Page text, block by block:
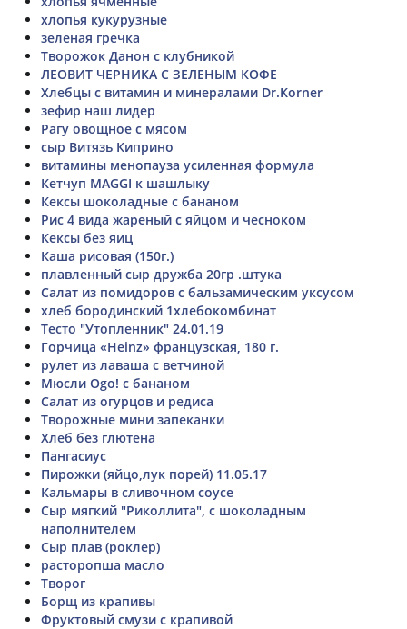
хлопья кукурузные
зеленая гречка
Творожок Данон с клубникой
ЛЕОВИТ ЧЕРНИКА С ЗЕЛЕНЫМ КОФЕ
Хлебцы с витамин и минералами Dr.Korner
зефир наш лидер
Рагу овощное с мясом
сыр Витязь Киприно
витамины менопауза усиленная формула
Кетчуп MAGGI к шашлыку
Кексы шоколадные с бананом
Рис 4 вида жареный с яйцом и чесноком
Кексы без яиц
Каша рисовая (150г.)
плавленный сыр дружба 20гр .штука
Салат из помидоров с бальзамическим уксусом
хлеб бородинский 1хлебокомбинат
Тесто "Утопленник" 24.01.19
Горчица «Heinz» французская, 180 г.
рулет из лаваша с ветчиной
Мюсли Ogo! с бананом
Салат из огурцов и редиса
Творожные мини запеканки
Хлеб без глютена
Пангасиус
Пирожки (яйцо,лук порей) 11.05.17
Кальмары в сливочном соусе
Сыр мягкий "Риколлита", с шоколадным
наполнителем
Сыр плав (роклер)
расторопша масло
Творог
Борщ из крапивы
Фруктовый смузи с крапивой